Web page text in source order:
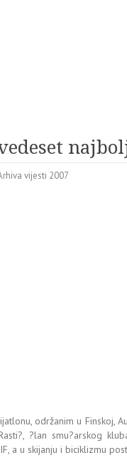
vijesti 2007
održanim u Finskoj,
?lan smu?arskog
a u skijanju i biciklizmu